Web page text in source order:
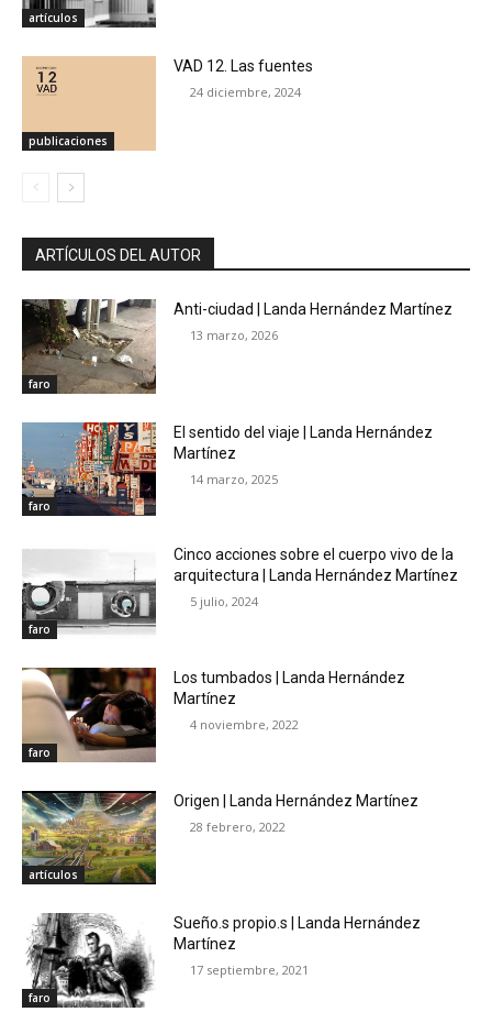
artículos
publicaciones
VAD 12. Las fuentes
24 diciembre, 2024
ARTÍCULOS DEL AUTOR
faro
Anti-ciudad | Landa Hernández Martínez
13 marzo, 2026
faro
El sentido del viaje | Landa Hernández
Martínez
14 marzo, 2025
faro
Cinco acciones sobre el cuerpo vivo de la
arquitectura | Landa Hernández Martínez
5 julio, 2024
faro
Los tumbados | Landa Hernández
Martínez
4 noviembre, 2022
artículos
Origen | Landa Hernández Martínez
28 febrero, 2022
faro
Sueño.s propio.s | Landa Hernández
Martínez
17 septiembre, 2021